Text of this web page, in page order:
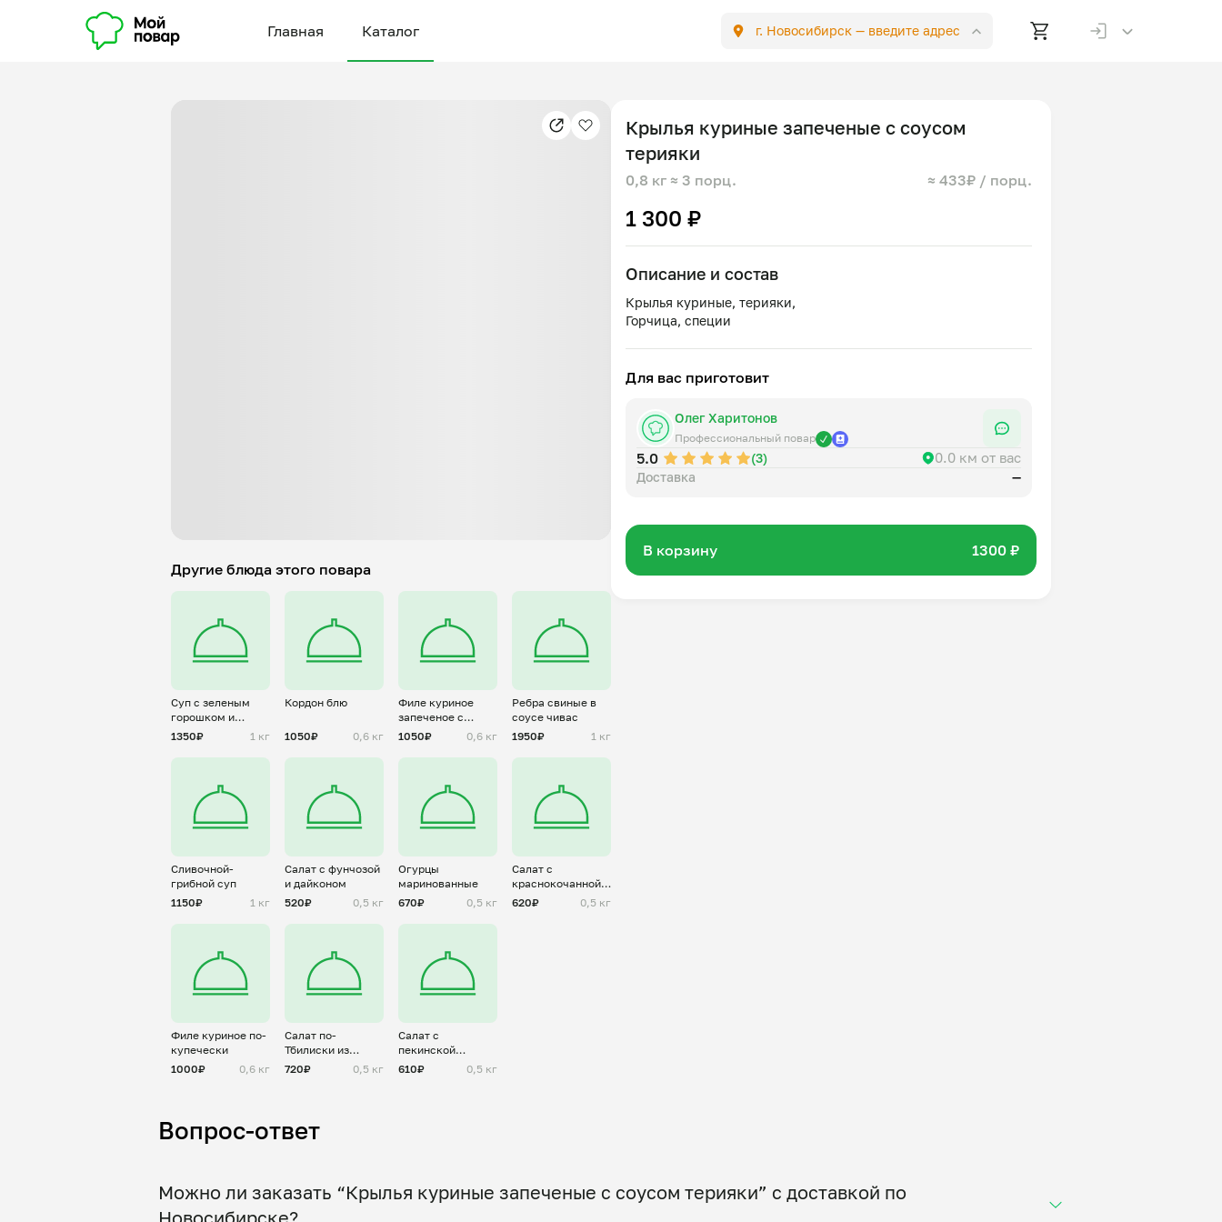
Главная Каталог г. Новосибирск — введите адрес
Другие блюда этого повара
Суп с зеленым
горошком и
копченостями
1350₽ 1 кг
Кордон блю
1050₽ 0,6 кг
Филе куриное
запеченое с
ананасом
1050₽ 0,6 кг
Ребра свиные в
соусе чивас
1950₽
1 кг
Сливочной-
грибной суп
1150₽
1 кг
Салат с фунчозой
и дайконом
520₽
0,5 кг
Огурцы
маринованные
670₽
0,5 кг
Салат с
краснокочанной
капустой
620₽ 0,5 кг
Филе куриное по-
купечески
1000₽
0,6 кг
Салат по-
Тбилиски из
свежих овощей
720₽ 0,5 кг
Салат с
пекинской
капустой
610₽ 0,5 кг
Крылья куриные запеченые с соусом
терияки
0,8 кг ≈ 3 порц. ≈ 433₽ / порц.
1 300 ₽
Описание и состав
Крылья куриные, терияки,
Для вас приготовит
Олег Харитонов
Профессиональный повар
5.0 (3) 0.0 км от вас
Доставка —
В корзину 1300 ₽
Вопрос-ответ
Можно ли заказать “Крылья куриные запеченые с соусом терияки” с доставкой по
Новосибирске?